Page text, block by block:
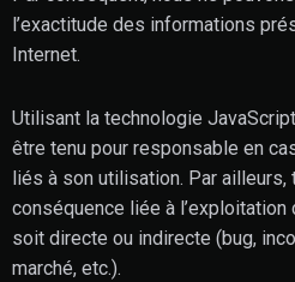
l’exactitude des informations
Internet.
Utilisant la technologie
être tenu pour responsable en
liés à son utilisation. Par
conséquence liée à l’exploitation
soit directe ou indirecte (bug,
marché, etc.).